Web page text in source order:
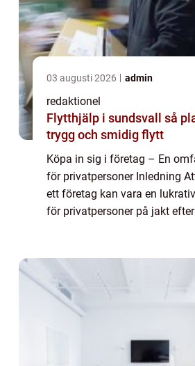
03 augusti 2026 admin
redaktionel
Flytthjälp i sundsvall så planerar du en
trygg och smidig flytt
Köpa in sig i företag – En
för privatpersoner Inledning
ett företag kan vara en
för privatpersoner på jakt